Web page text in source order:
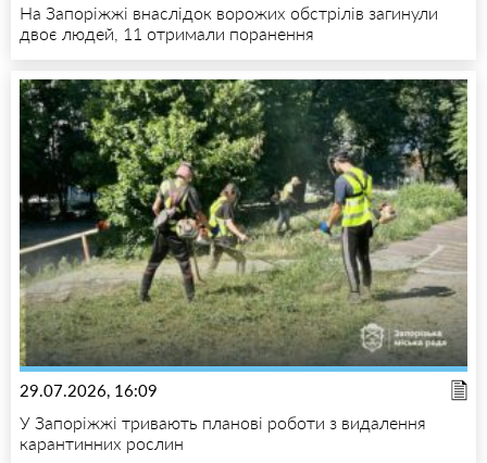
На Запоріжжі внаслідок ворожих обстрілів загинули
двоє людей, 11 отримали поранення
29.07.2026, 16:09
У Запоріжжі тривають планові роботи з видалення
карантинних рослин